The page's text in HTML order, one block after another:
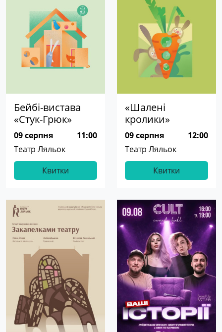
Бейбі-вистава
«Стук-Грюк»
09 серпня
11:00
Театр Ляльок
Квитки
«Шалені
кролики»
09 серпня
12:00
Театр Ляльок
Квитки